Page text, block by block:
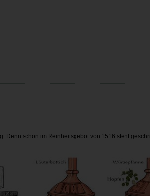
Denn schon im Reinheitsgebot von 1516 steht